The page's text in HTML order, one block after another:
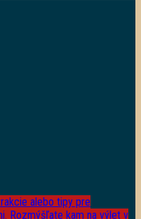
alebo tipy pre
Rozmýšľate kam na výlet v